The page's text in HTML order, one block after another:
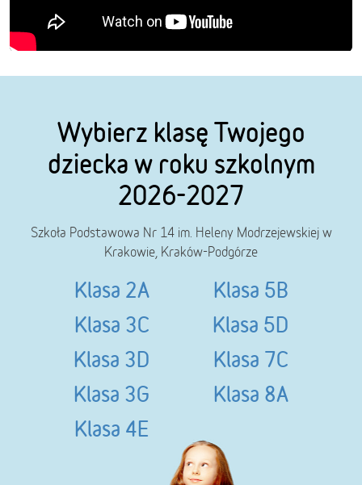
Wybierz klasę Twojego
dziecka w roku szkolnym
2026-2027
Szkoła Podstawowa Nr 14 im. Heleny Modrzejewskiej w
Krakowie, Kraków-Podgórze
Klasa 2A
Klasa 3C
Klasa 3D
Klasa 3G
Klasa 4E
Klasa 5B
Klasa 5D
Klasa 7C
Klasa 8A